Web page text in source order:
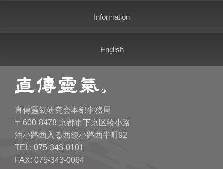
Information
English
直傳靈氣研究会本部事務局
〒600-8478 京都市下京区綾小路
油小路西入る西綾小路西半町92
TEL: 075-343-0101
FAX: 075-343-0064